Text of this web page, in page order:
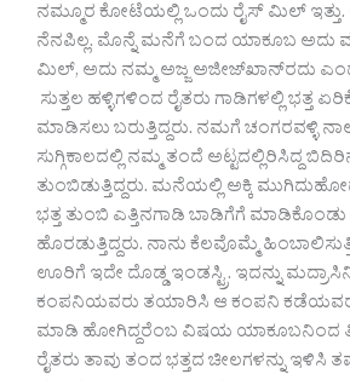
ನಮ್ಮೂರ ಕೋಟೆಯಲ್ಲಿ ಒಂದು ರೈಸ್ ಮಿಲ್ ಇತ್ತು.
ನೆನಪಿಲ್ಲ. ಮೊನ್ನೆ ಮನೆಗೆ ಬಂದ ಯಾಕೂಬ
ಮಿಲ್, ಅದು ನಮ್ಮ ಅಜ್ಜ ಅಜೀಜ್‌ಖಾನ್‌ರದು
ಸುತ್ತಲ ಹಳ್ಳಿಗಳಿಂದ ರೈತರು ಗಾಡಿಗಳಲ್ಲಿ ಭತ್ತ
ಮಾಡಿಸಲು ಬರುತ್ತಿದ್ದರು. ನಮಗೆ ಚಂಗರವಳ್ಳಿ ನಾಲೆ
ಸುಗ್ಗಿಕಾಲದಲ್ಲಿ ನಮ್ಮ ತಂದೆ ಅಟ್ಟದಲ್ಲಿರಿಸಿದ್ದ
ತುಂಬಿಡುತ್ತಿದ್ದರು. ಮನೆಯಲ್ಲಿ ಅಕ್ಕಿ
ಭತ್ತ ತುಂಬಿ ಎತ್ತಿನಗಾಡಿ ಬಾಡಿಗೆಗೆ
ಹೊರಡುತ್ತಿದ್ದರು. ನಾನು ಕೆಲವೊಮ್ಮೆ
ಊರಿಗೆ ಇದೇ ದೊಡ್ಡ ಇಂಡಸ್ಟ್ರಿ. ಇದನ್ನು
ಕಂಪನಿಯವರು ತಯಾರಿಸಿ ಆ ಕಂಪನಿ
ಮಾಡಿ ಹೋಗಿದ್ದರೆಂಬ ವಿಷಯ ಯಾಕೂಬನಿಂದ
ರೈತರು ತಾವು ತಂದ ಭತ್ತದ ಚೀಲಗಳನ್ನು ಇಳಿಸಿ